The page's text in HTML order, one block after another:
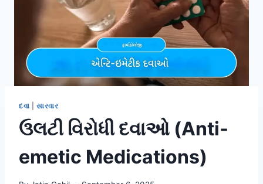
દવા સારવાર
ઉલટી વિરોધી દવાઓ (Anti-
emetic Medications)